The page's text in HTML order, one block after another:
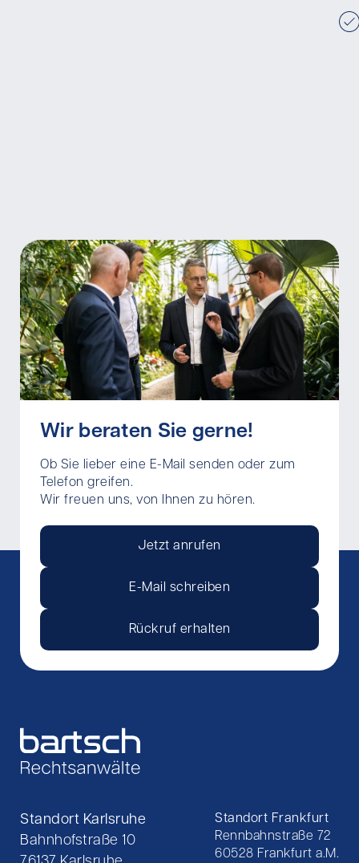
Wir beraten Sie gerne!
Ob Sie lieber eine E-Mail senden oder zum
Telefon greifen.
Wir freuen uns, von Ihnen zu hören.
Jetzt anrufen
E-Mail schreiben
Rückruf erhalten
Standort Karlsruhe
Bahnhofstraße 10
Standort Frankfurt
Rennbahnstraße 72
60528 Frankfurt a.M.